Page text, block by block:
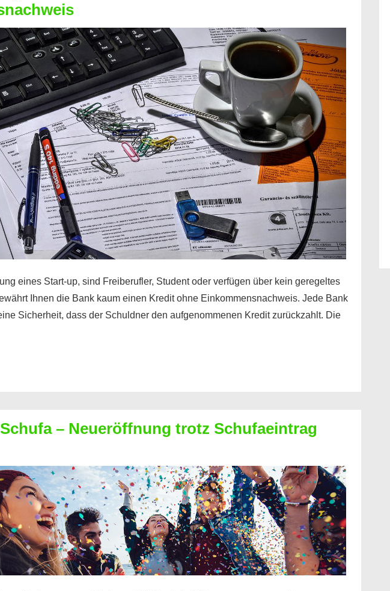
eines Start-up, sind Freiberufler, Student oder verfügen über kein geregeltes
Ihnen die Bank kaum einen Kredit ohne Einkommensnachweis. Jede Bank
Sicherheit, dass der Schuldner den aufgenommenen Kredit zurückzahlt. Die
– Neueröffnung trotz Schufaeintrag